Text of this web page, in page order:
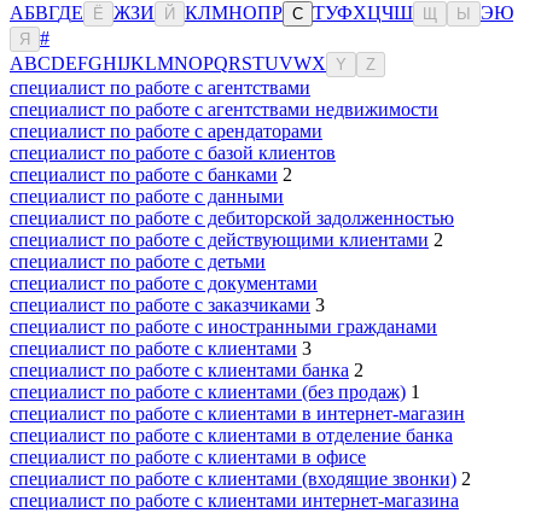
АБВГДЕ Ё ЖЗИ Й КЛМНОПР С ТУФХЦЧШ Ы ЭЮ
Я
#
ABCDEFGHIJKLMNOPQRSTUVWX Y Z
специалист по работе с агентствами
специалист по работе с агентствами недвижимости
специалист по работе с арендаторами
специалист по работе с базой клиентов
специалист по работе с банками 2
специалист по работе с данными
специалист по работе с дебиторской задолженностью
специалист по работе с действующими клиентами 2
специалист по работе с детьми
специалист по работе с документами
специалист по работе с заказчиками 3
специалист по работе с иностранными гражданами
специалист по работе с клиентами 3
специалист по работе с клиентами банка 2
специалист по работе с клиентами (без продаж) 1
специалист по работе с клиентами в интернет-магазин
специалист по работе с клиентами в отделение банка
специалист по работе с клиентами в офисе
специалист по работе с клиентами (входящие звонки) 2
специалист по работе с клиентами интернет-магазина